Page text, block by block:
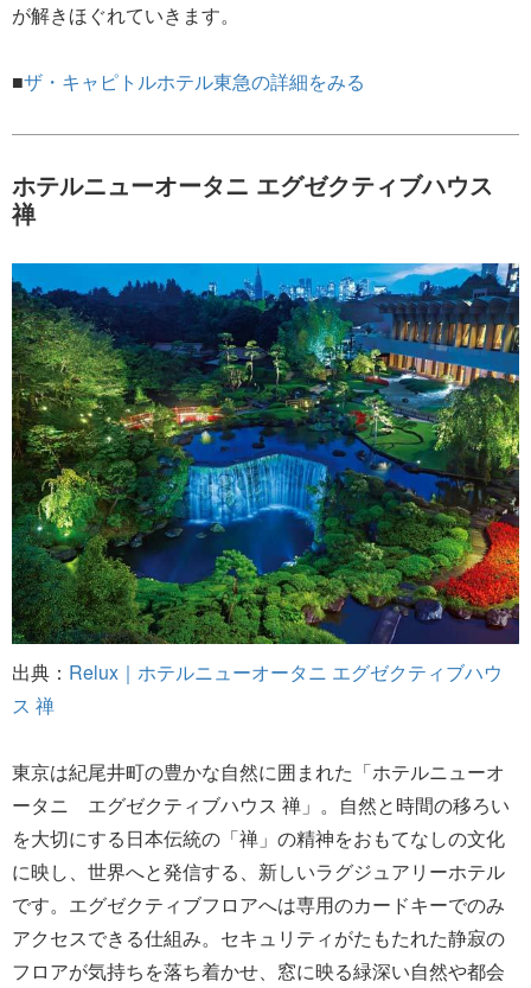
が解きほぐれていきます。
■ザ・キャピトルホテル東急の詳細をみる
ホテルニューオータニ エグゼクティブハウス
禅
出典： Relux｜ホテルニューオータニ エグゼクティブハウ
ス 禅
東京は紀尾井町の豊かな自然に囲まれた「ホテルニューオ
ータニ エグゼクティブハウス 禅」。自然と時間の移ろい
を大切にする日本伝統の「禅」の精神をおもてなしの文化
に映し、世界へと発信する、新しいラグジュアリーホテル
です。エグゼクティブフロアへは専用のカードキーでのみ
アクセスできる仕組み。セキュリティがたもたれた静寂の
フロアが気持ちを落ち着かせ、窓に映る緑深い自然や都会